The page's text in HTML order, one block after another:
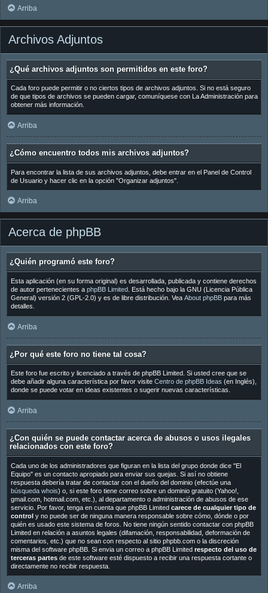
Arriba
Archivos Adjuntos
¿Qué archivos adjuntos son permitidos en este foro?
Cada foro puede permitir o no ciertos tipos de archivos adjuntos. Si no está seguro
de que tipos de archivos se pueden cargar, comuníquese con La Administración para
obtener más información.
Arriba
¿Cómo encuentro todos mis archivos adjuntos?
Para encontrar la lista de sus archivos adjuntos, debe entrar en el Panel de Control
de Usuario y hacer clic en la opción "Organizar adjuntos".
Arriba
Acerca de phpBB
¿Quién programó este foro?
Esta aplicación (en su forma original) es desarrollada, publicada y contiene derechos
de autor pertenecientes a phpBB Limited. Está hecho bajo la GNU (Licencia Pública
General) versión 2 (GPL-2.0) y es de libre distribución. Vea About phpBBpara más
detalles.
Arriba
¿Por qué este foro no tiene tal cosa?
Este foro fue escrito y licenciado a través de phpBB Limited. Si usted cree que se
debe añadir alguna característica por favor visite Centro de phpBB Ideas (en Inglés),
donde se puede votar en ideas existentes o sugerir nuevas características.
Arriba
¿Con quién se puede contactar acerca de abusos o usos ilegales
relacionados con este foro?
Cada uno de los administradores que figuran en la lista del grupo donde dice "El
Equipo" es un contacto apropiado para enviar sus quejas. Si así no obtiene
respuesta debería tratar de contactar con el dueño del dominio (efectúe una
búsqueda whois) o, si este foro tiene correo sobre un dominio gratuito (Yahoo!,
gmail.com, hotmail.com, etc.), al departamento o administración de abusos de ese
servicio. Por favor, tenga en cuenta que phpBB Limited carece de cualquier tipo de
controly no puede ser de ninguna manera responsable sobre cómo, dónde o por
quién es usado este sistema de foros. No tiene ningún sentido contactar con phpBB
Limited en relación a asuntos legales (difamación, responsabilidad, deformación de
comentarios, etc.) que no sean con respecto al sitio phpbb.com o la discreción
misma del software phpBB. Si envia un correo a phpBB Limited respecto del uso de
terceras partesde este software esté dispuesto a recibir una respuesta cortante o
directamente no recibir respuesta.
Arriba